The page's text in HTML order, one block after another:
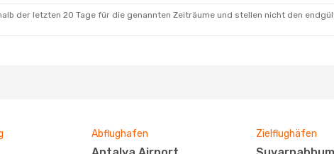
der letzten 20 Tage für die genannten Zeiträume und stellen nicht den
Abflughafen Zielflughäfen